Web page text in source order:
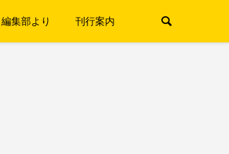
編集部より 刊行案内